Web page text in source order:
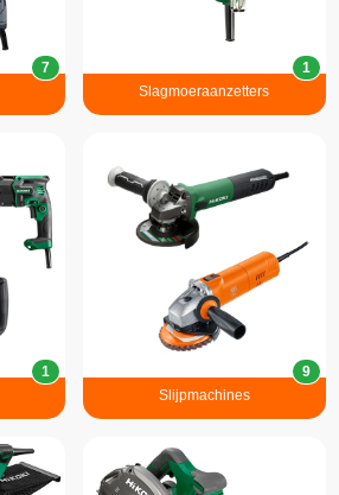
7
Slagmoeraanzetters
1
1
Slijpmachines
9